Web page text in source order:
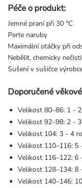
Péče o produkt:
Jemné praní při 30 °C
Perte naruby
Maximální otáčky při
Nebělit, chemicky
Sušení v sušičce
Doporučené
Velikost 80–86: 1 -
Velikost 92–98: 2 -
Velikost 104: 3 - 4
Velikost 110–116: 5
Velikost 116–122: 6
Velikost 128–134: 8
Velikost 140–146: